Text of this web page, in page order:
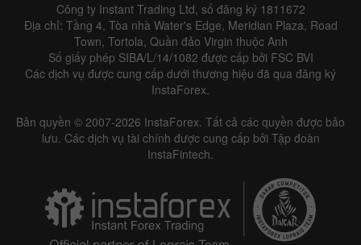
Công ty Instant Trading Ltd, số đăng ký 1811672
Địa chỉ: Tầng 4, Tòa nhà Water's Edge, Meridian Plaza, Road
Town, Tortola, Quần đảo Virgin thuộc Anh
Số giấy phép SIBA/L/14/1082 được cấp bởi FSC BVI
Các dịch vụ được cung cấp dưới thương hiệu đã qua đăng ký
InstaForex.
Bản quyền © 2007-2026 InstaForex. Tất cả các quyền được bảo
lưu. Các dịch vụ tài chính được cung cấp bởi Tập đoàn
InstaFintech.